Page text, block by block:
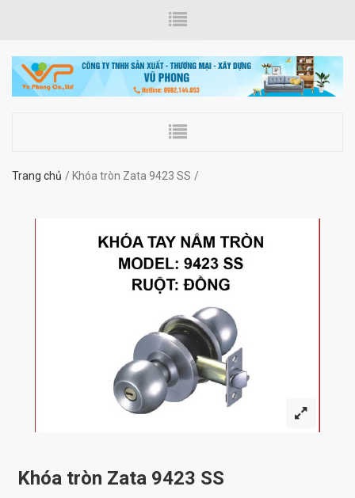
Trang chủ Khóa tròn Zata 9423 SS
Khóa tròn Zata 9423 SS